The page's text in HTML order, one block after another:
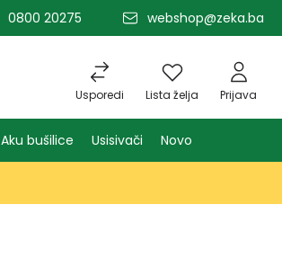
0800 20275 webshop@zeka.ba
Usporedi Lista želja Prijava
Aku bušilice Usisivači Novo